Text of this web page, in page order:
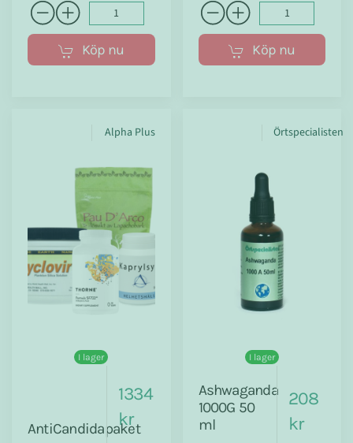
Köp nu Köp nu
Alpha Plus
I lager
AntiCandidapaket
1334
kr
Örtspecialisten
I lager
Ashwaganda
1000G 50
ml
208
kr